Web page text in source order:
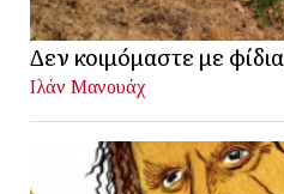
Δεν κοιμόμαστε με
Ιλάν Μανουάχ